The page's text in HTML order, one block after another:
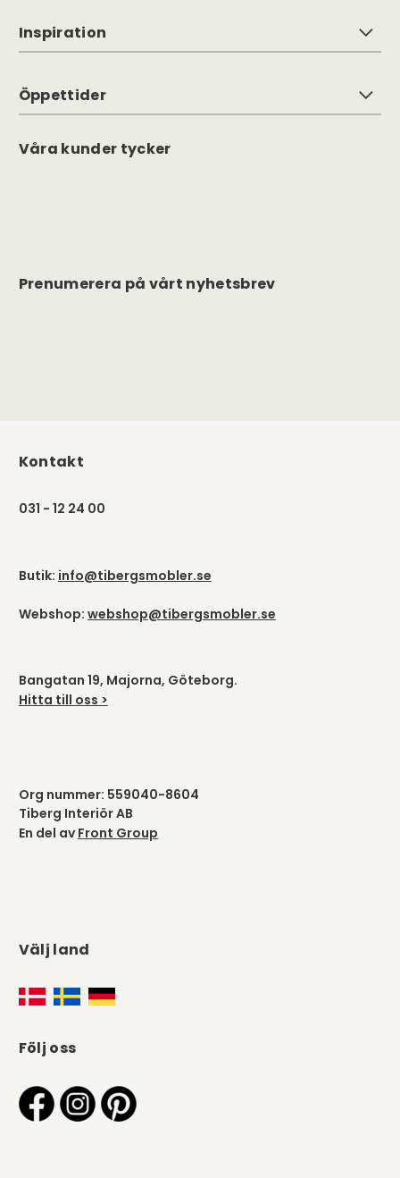
Inspiration
Öppettider
Våra kunder tycker
Prenumerera på vårt nyhetsbrev
Kontakt
031 - 12 24 00
Butik: info@tibergsmobler.se
Webshop: webshop@tibergsmobler.se
Bangatan 19, Majorna, Göteborg.
Hitta till oss >
Org nummer: 559040-8604
Tiberg Interiör AB
En del av Front Group
Välj land
Följ oss